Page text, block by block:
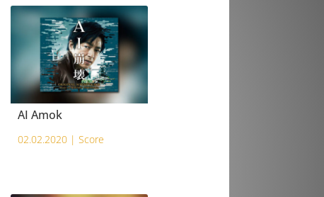
AI Amok
02.02.2020 | Score